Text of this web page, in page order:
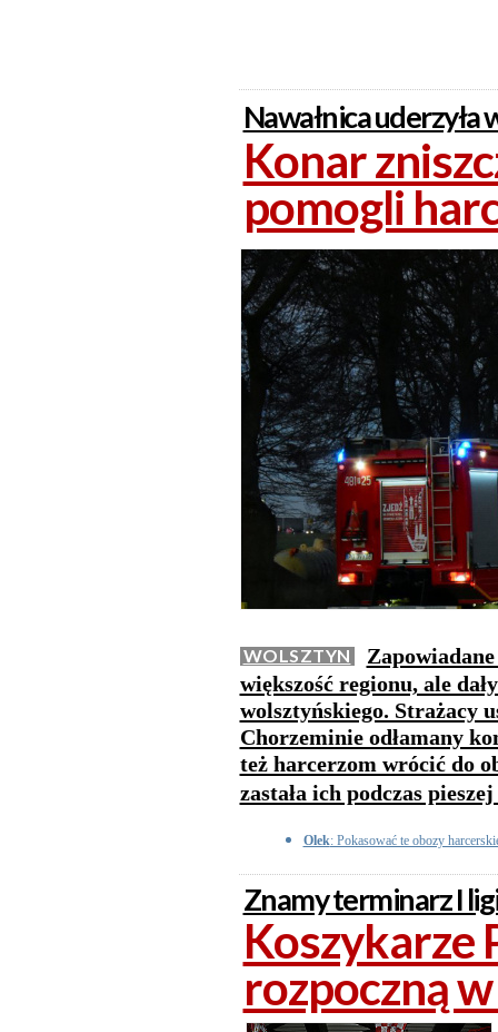
Nawałnica
Konar
pomogli
WOLSZTYN
większość regionu, ale
wolsztyńskiego. Strażacy
Chorzeminie odłamany
też harcerzom wrócić do
zastała ich podczas
Olek: Pokasować te obozy
Znamy terminarz I
Koszykarze
rozpoczną